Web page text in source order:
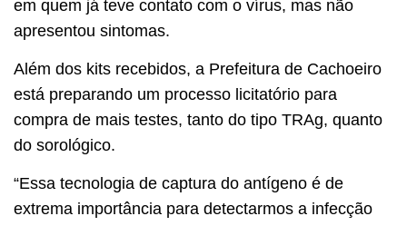
em quem já teve contato com o vírus, mas não
apresentou sintomas.
Além dos kits recebidos, a Prefeitura de Cachoeiro
está preparando um processo licitatório para
compra de mais testes, tanto do tipo TRAg, quanto
do sorológico.
“Essa tecnologia de captura do antígeno é de
extrema importância para detectarmos a infecção